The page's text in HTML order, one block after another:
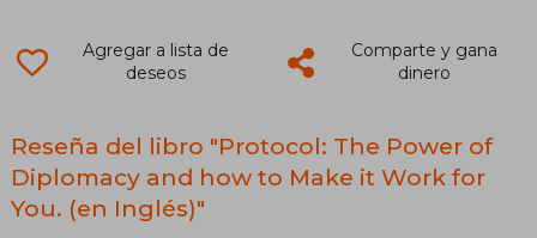
Agregar a lista de
deseos
Comparte y gana
dinero
Reseña del libro "Protocol: The Power of
Diplomacy and how to Make it Work for
You. (en Inglés)"